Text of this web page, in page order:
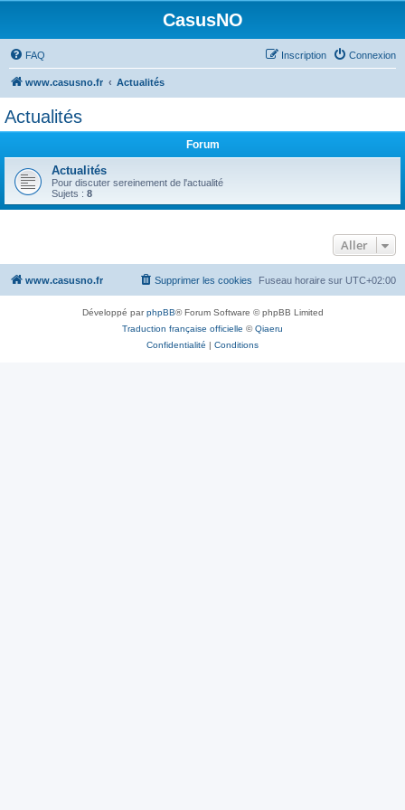
CasusNO
FAQ Connexion
Inscription
www.casusno.fr Actualités
Actualités
Forum
Actualités
Pour discuter sereinement de l'actualité
Sujets : 8
Aller
www.casusno.fr Fuseau horaire sur UTC+02:00
Supprimer les cookies
Développé parphpBB® Forum Software © phpBB Limited
Traduction française officielle ©Qiaeru
Confidentialité | Conditions